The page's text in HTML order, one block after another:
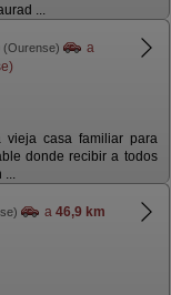
...
(Ourense)
a
vieja casa familiar para
donde recibir a todos
...
a 46,9 km